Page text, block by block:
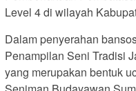
Level 4 di wilayah
Dalam penyerahan
Penampilan Seni Tradisi
yang merupakan bentuk